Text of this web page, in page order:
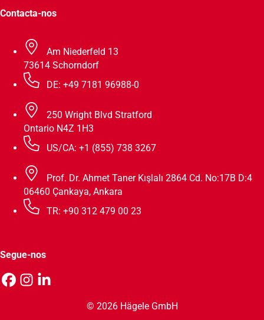
Contacta-nos
Am Niederfeld 13
73614 Schorndorf
DE: +49 7181 96988-0
250 Wright Blvd Stratford
Ontario N4Z 1H3
US/CA: +1 (855) 738 3267
Prof. Dr. Ahmet Taner Kışlalı 2864 Cd. No:17B D:4
06460 Çankaya, Ankara
TR: +90 312 479 00 23
Segue-nos
© 2026 Hägele GmbH